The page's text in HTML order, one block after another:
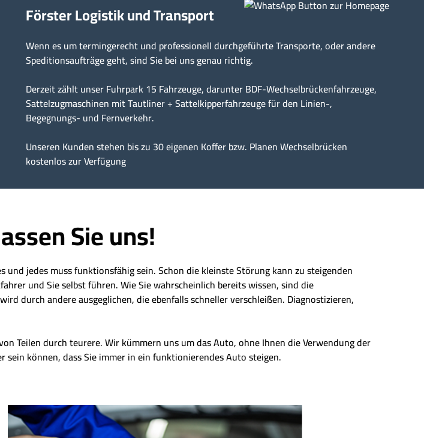
Förster Logistik und Transport
Wenn es um termingerecht und professionell durchgeführte Transporte, oder andere
Speditionsaufträge geht, sind Sie bei uns genau richtig.
Derzeit zählt unser Fuhrpark 15 Fahrzeuge, darunter BDF-Wechselbrückenfahrzeuge,
Sattelzugmaschinen mit Tautliner + Sattelkipperfahrzeuge für den Linien-,
Begegnungs- und Fernverkehr.
Unseren Kunden stehen bis zu 30 eigenen Koffer bzw. Planen Wechselbrücken
kostenlos zur Verfügung
Sie uns!
jedes muss funktionsfähig sein. Schon die kleinste Störung kann zu steigenden
und Sie selbst führen. Wie Sie wahrscheinlich bereits wissen, sind die
durch andere ausgeglichen, die ebenfalls schneller verschleißen. Diagnostizieren,
Teilen durch teurere. Wir kümmern uns um das Auto, ohne Ihnen die Verwendung der
sein können, dass Sie immer in ein funktionierendes Auto steigen.